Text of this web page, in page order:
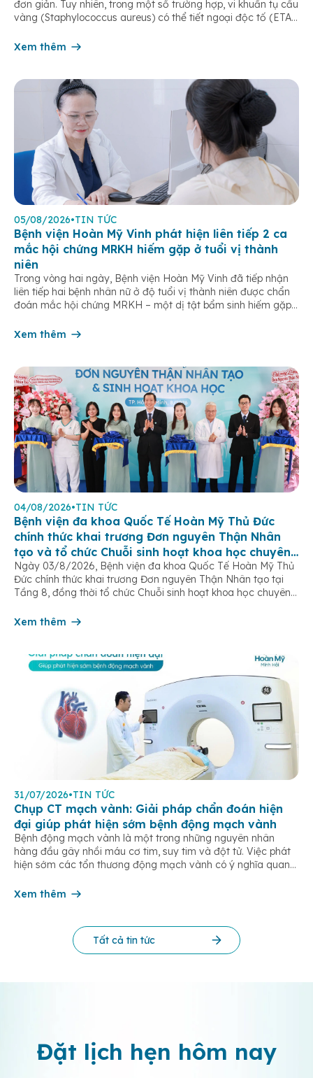
đơn giản. Tuy nhiên, trong một số trường hợp, vi khuẩn tụ cầu
vàng (Staphylococcus aureus) có thể tiết ngoại độc tố (ETA
(Staphylococcal Scalded Skin Syndrome – SSSS) – một […]
Xem thêm
05/08/2026•TIN TỨC
Bệnh viện Hoàn Mỹ Vinh phát hiện liên tiếp 2 ca
mắc hội chứng MRKH hiếm gặp ở tuổi vị thành
niên
Trong vòng hai ngày, Bệnh viện Hoàn Mỹ Vinh đã tiếp nhận
liên tiếp hai bệnh nhân nữ ở độ tuổi vị thành niên được chẩn
đoán mắc hội chứng MRKH – một dị tật bẩm sinh hiếm gặp
tuổi dậy thì. […]
Xem thêm
04/08/2026•TIN TỨC
Bệnh viện đa khoa Quốc Tế Hoàn Mỹ Thủ Đức
chính thức khai trương Đơn nguyên Thận Nhân
tạo và tổ chức Chuỗi sinh hoạt khoa học chuyên
đề
Ngày 03/8/2026, Bệnh viện đa khoa Quốc Tế Hoàn Mỹ Thủ
Đức chính thức khai trương Đơn nguyên Thận Nhân tạo tại
Tầng 8, đồng thời tổ chức Chuỗi sinh hoạt khoa học chuyên
bước tiến quan trọng trong chiến lược […]
Xem thêm
31/07/2026•TIN TỨC
Chụp CT mạch vành: Giải pháp chẩn đoán hiện
đại giúp phát hiện sớm bệnh động mạch vành
Bệnh động mạch vành là một trong những nguyên nhân
hàng đầu gây nhồi máu cơ tim, suy tim và đột tử. Việc phát
hiện sớm các tổn thương động mạch vành có ý nghĩa quan
nguy hiểm. Hiện nay, chụp CT mạch […]
Xem thêm
Tất cả tin tức
Đặt lịch hẹn hôm nay